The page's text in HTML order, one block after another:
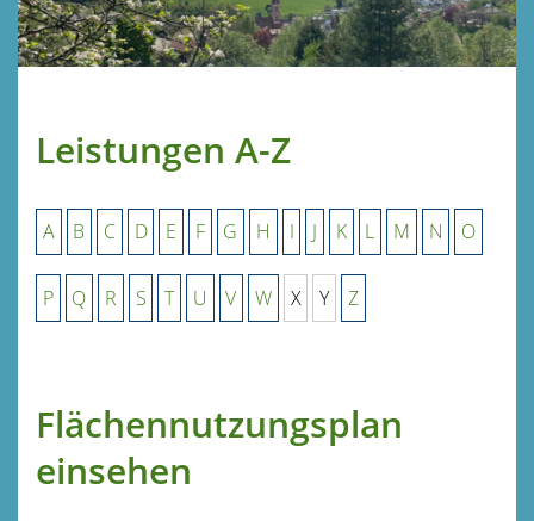
Leistungen A-Z
A B C D E F G H I J K L M N O
P Q R S T U V W X Y Z
Flächennutzungsplan
einsehen